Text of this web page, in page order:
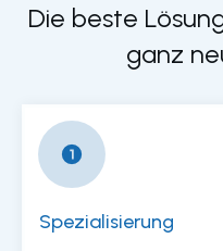
Die beste
ganz
Spezialisierung